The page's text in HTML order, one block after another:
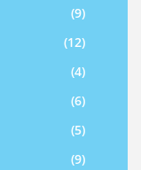
(9)
(12)
(4)
(6)
(5)
(9)